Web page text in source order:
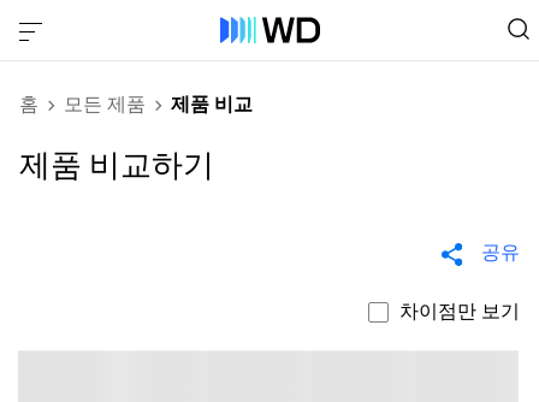
홈 모든 제품 제품 비교
제품 비교하기
공유
차이점만 보기